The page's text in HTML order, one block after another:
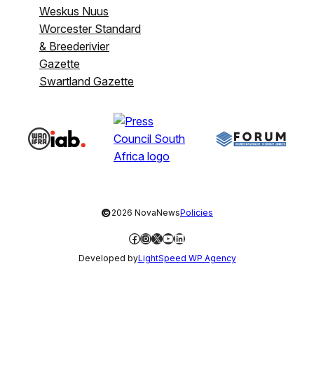
Weskus Nuus
Worcester Standard
& Breederivier
Gazette
Swartland Gazette
©2026 NovaNewsPolicies
Facebook
Instagram
X YouTube
LinkedIn
Developed byLightSpeed WP Agency